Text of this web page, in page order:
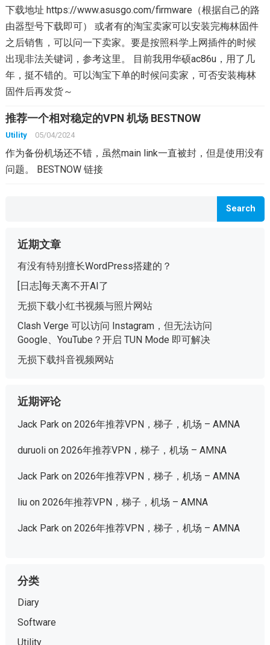
下载地址 https://www.asusgo.com/firmware（根据自己的路
由器型号下载即可） 或者有的淘宝卖家可以安装完梅林固件
之后销售，可以问一下卖家。要是按照科学上网插件的时候
出现非法关键词，参考这里。 目前我用华硕ac86u，用了几
年，挺不错的。可以淘宝下单的时候问卖家，可否安装梅林
固件后再发货～
推荐一个相对稳定的VPN 机场 BESTNOW
Utility 05/04/2024
作为备份机场还不错，虽然main link一直被封，但是使用没有
问题。 BESTNOW 链接
Search
近期文章
有没有特别擅长WordPress搭建的？
[日志]每天离不开AI了
无损下载小红书视频与照片网站
Clash Verge 可以访问 Instagram，但无法访问
Google、YouTube？开启 TUN Mode 即可解决
无损下载抖音视频网站
近期评论
Jack Parkon 2026年推荐VPN，梯子，机场 – AMNA
duruolion 2026年推荐VPN，梯子，机场 – AMNA
Jack Parkon 2026年推荐VPN，梯子，机场 – AMNA
liuon 2026年推荐VPN，梯子，机场 – AMNA
Jack Parkon 2026年推荐VPN，梯子，机场 – AMNA
分类
Diary
Software
Utility